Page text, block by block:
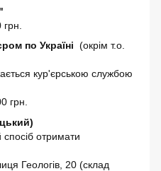
по Україні (окрім т.о.
кур'єрською службою
грн.
отримати
Геологів, 20 (склад